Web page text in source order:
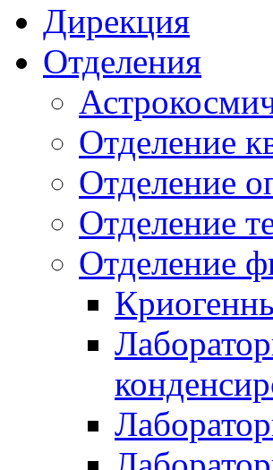
Дирекция
Отделения
Отделение
Отделение
Отделение
Отделение